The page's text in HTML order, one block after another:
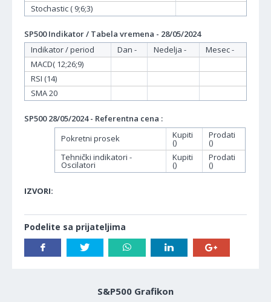
Stochastic ( 9;6;3)
SP500 Indikator / Tabela vremena - 28/05/2024
Indikator / period
Dan - Nedelja -
Mesec -
MACD( 12;26;9)
RSI (14)
SMA 20
SP500 28/05/2024 - Referentna cena :
Pokretni prosek
Kupiti
()
Prodati
()
Tehnički indikatori -
Oscilatori
Kupiti
()
Prodati
()
IZVORI:
Podelite sa prijateljima
S&P500 Grafikon